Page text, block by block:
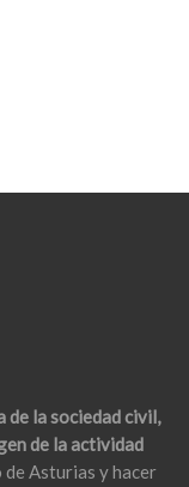
de la sociedad civil,
de la actividad
Asturias y hacer